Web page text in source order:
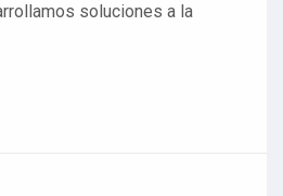
soluciones a la